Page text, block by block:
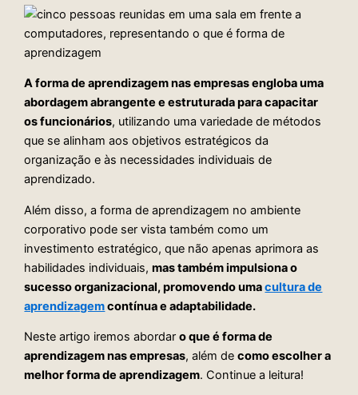
A forma de aprendizagem nas empresas engloba uma
abordagem abrangente e estruturada para capacitar
os funcionários, utilizando uma variedade de métodos
que se alinham aos objetivos estratégicos da
organização e às necessidades individuais de
aprendizado.
Além disso, a forma de aprendizagem no ambiente
corporativo pode ser vista também como um
investimento estratégico, que não apenas aprimora as
habilidades individuais,mas também impulsiona o
sucesso organizacional, promovendo umacultura de
aprendizagemcontínua e adaptabilidade.
Neste artigo iremos abordaro que é forma de
aprendizagem nas empresas, além decomo escolher a
melhor forma de aprendizagem. Continue a leitura!